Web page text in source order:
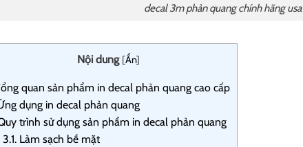
decal 3m phản quang chính hãng usa
Nội dung [Ẩn]
quan sản phẩm in decal phản quang cao cấp
dụng in decal phản quang
trình sử dụng sản phẩm in decal phản quang
3.1.Làm sạch bề mặt